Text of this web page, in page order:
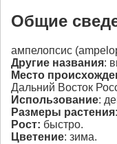
Общие
ампелопсис
Другие названия:
Место
Дальний Восток
Использование:
Размеры растения
Рост: быстро.
Цветение: зима.